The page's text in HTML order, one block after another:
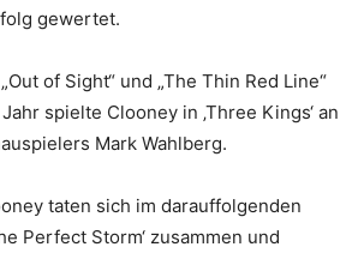
gewertet.
of Sight“ und „The Thin Red Line“
spielte Clooney in ‚Three Kings‘ an
Mark Wahlberg.
taten sich im darauffolgenden
Perfect Storm‘ zusammen und